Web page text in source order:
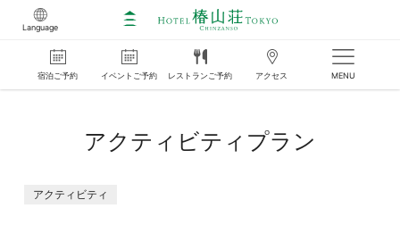
Language
宿泊ご予約 イベント ご予約 レストラン ご予約 アクセス MENU
アクティビティプラン
アクティビティ